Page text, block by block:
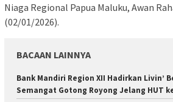
Niaga Regional Papua Maluku, Awan
(02/01/2026).
BACAAN LAINNYA
Bank Mandiri Region XII Hadirkan Livin’
Semangat Gotong Royong Jelang HUT